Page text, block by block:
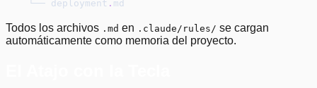
    └── deployment
. md
Todos los archivos .md en .claude/rules/ se cargan
automáticamente como memoria del proyecto.